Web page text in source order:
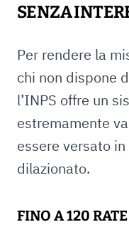
SENZA
Per rendere la
chi non dispone
l’INPS offre un
estremamente
essere versato
dilazionato.
FINO A 120